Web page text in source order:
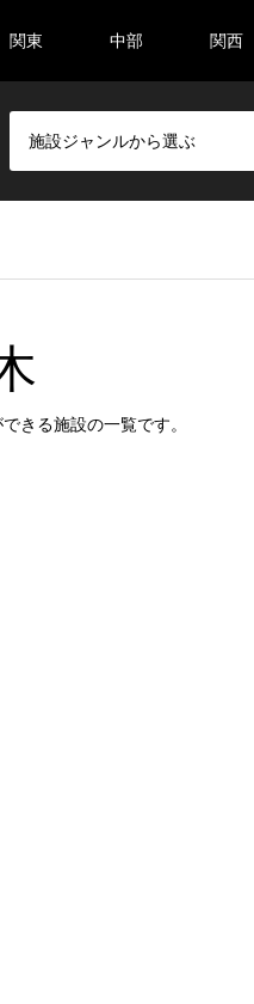
関東 中部 関西
施設ジャンルから選ぶ
きる施設の一覧です。